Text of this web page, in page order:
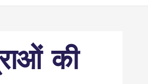
की